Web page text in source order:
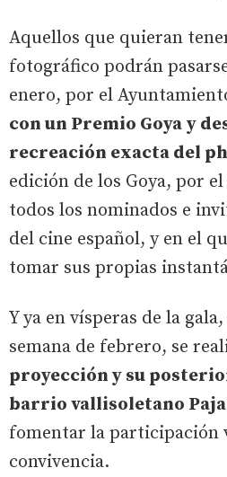
Aquellos que quieran
fotográfico podrán
enero, por el
con un Premio Goya y
recreación exacta del
edición de los Goya, por
todos los nominados e
del cine español, y en el
tomar sus propias
Y ya en vísperas de la
semana de febrero, se
proyección y su
barrio vallisoletano
fomentar la participación
convivencia.